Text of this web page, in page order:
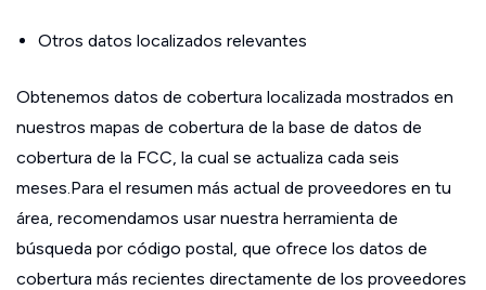
Otros datos localizados relevantes
Obtenemos datos de cobertura localizada mostrados en
nuestros mapas de cobertura de la base de datos de
cobertura de la FCC, la cual se actualiza cada seis
meses.Para el resumen más actual de proveedores en tu
área, recomendamos usar nuestra herramienta de
búsqueda por código postal, que ofrece los datos de
cobertura más recientes directamente de los proveedores